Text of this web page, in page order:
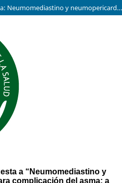
Carta al Editor en respuesta a: Neumomediastino y neumopericardio, una rara complicación del asma: a propósito de un caso